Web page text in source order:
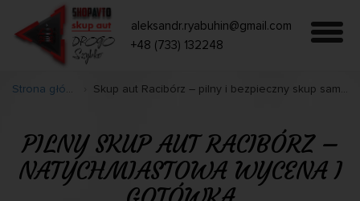
aleksandr.ryabuhin@gmail.com
+48 (733) 132248
Strona główna Skup aut Racibórz – pilny i bezpieczny skup samochodów
PILNY SKUP AUT RACIBÓRZ –
NATYCHMIASTOWA WYCENA I